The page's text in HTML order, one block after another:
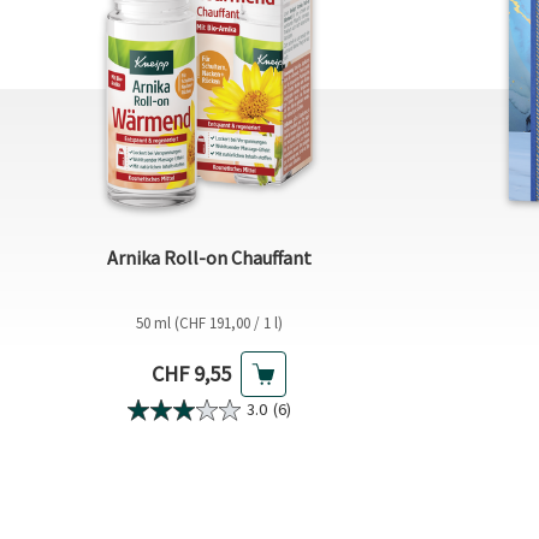
Arnika Roll-on Chauffant
50 ml (CHF 191,00 / 1 l)
Prix actuel
CHF 9,55
3.0 (6)